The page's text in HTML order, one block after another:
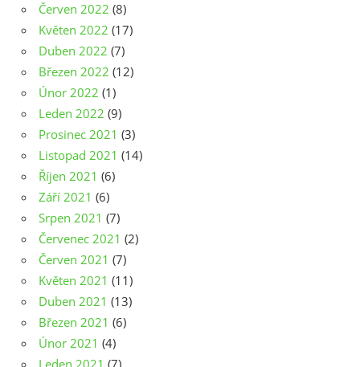
Červen 2022 (8)
Květen 2022 (17)
Duben 2022 (7)
Březen 2022 (12)
Únor 2022 (1)
Leden 2022 (9)
Prosinec 2021 (3)
Listopad 2021 (14)
Říjen 2021 (6)
Září 2021 (6)
Srpen 2021 (7)
Červenec 2021 (2)
Červen 2021 (7)
Květen 2021 (11)
Duben 2021 (13)
Březen 2021 (6)
Únor 2021 (4)